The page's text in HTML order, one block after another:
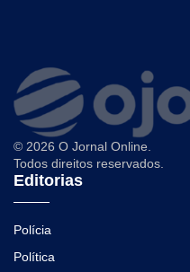
© 2026 O Jornal Online.
Todos direitos reservados.
Editorias
Polícia
Política